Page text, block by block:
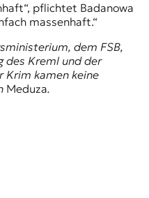
pflichtet Badanowa
massenhaft.“
dem FSB,
des Kreml und der
Krim kamen keine
Meduza.